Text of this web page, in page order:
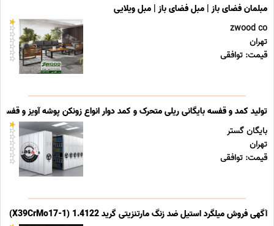
مبلمان فضای باز | مبل فضای باز | مبل ویلایی
zwood co
تهران
قیمت: توافقی
تولید کمد و قفسه بایگانی ریلی متحرک و کمد دوار انواع زونکن پوشه آویز و قفسه
بایگان گستر
تهران
قیمت: توافقی
آگهی فروش میلگرد استیل ضد زنگ مارتنزیتی گرید 1.4122 (X39CrMo17-1)